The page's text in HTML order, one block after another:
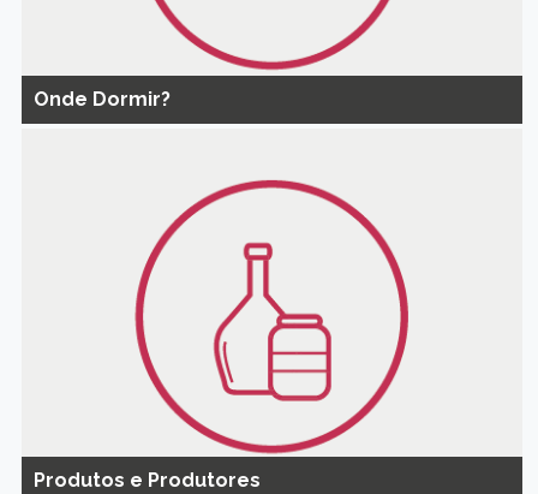
Onde Dormir?
Produtos e Produtores